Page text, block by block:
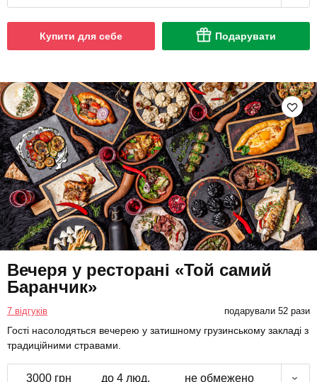
Купити для себе Подарувати
Вечеря у ресторані «Той самий
Баранчик»
7 відгуків подарували 52 рази
Гості насолодяться вечерею у затишному грузинському закладі з
традиційними стравами.
3000 грн до 4 люд. не обмежено